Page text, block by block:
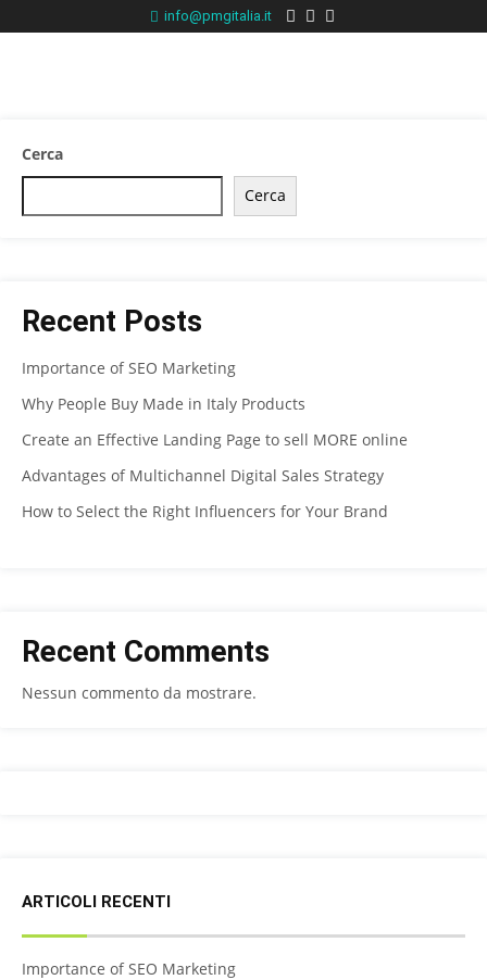
info@pmgitalia.it
Cerca
Cerca
Recent Posts
Importance of SEO Marketing
Why People Buy Made in Italy Products
Create an Effective Landing Page to sell MORE online
Advantages of Multichannel Digital Sales Strategy
How to Select the Right Influencers for Your Brand
Recent Comments
Nessun commento da mostrare.
ARTICOLI RECENTI
Importance of SEO Marketing